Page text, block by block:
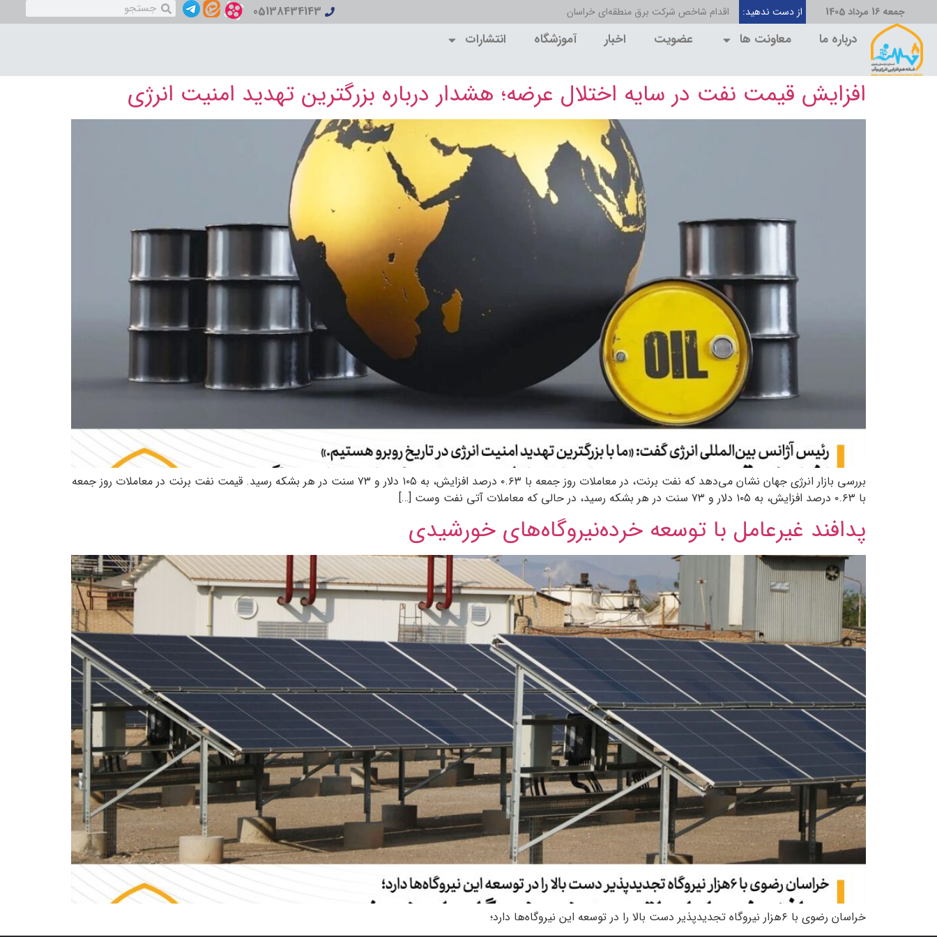
جمعه 16 مرداد 1405 از دست ندهید: اقدام شاخص شرکت برق منطقه‌ای خراسان 05138434143
درباره ما معاونت ها عضویت اخبار آموزشگاه انتشارات
افزایش قیمت نفت در سایه اختلال عرضه؛ هشدار درباره بزرگترین تهدید امنیت انرژی
بررسی بازار انرژی جهان نشان می‌دهد که نفت برنت، در معاملات روز جمعه با ۰.۶۳ درصد افزایش، به ۱۰۵ دلار و ۷۳ سنت در هر بشکه رسید. قیمت نفت برنت در معاملات روز جمعه
با ۰.۶۳ درصد افزایش، به ۱۰۵ دلار و ۷۳ سنت در هر بشکه رسید، در حالی که معاملات آتی نفت وست […]
پدافند غیرعامل با توسعه خرده‌نیروگاه‌های خورشیدی
خراسان رضوی با ۶هزار نیروگاه تجدیدپذیر دست بالا را در توسعه این نیروگاه‌ها دارد؛